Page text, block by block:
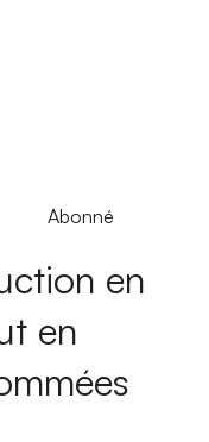
Abonné
en
en